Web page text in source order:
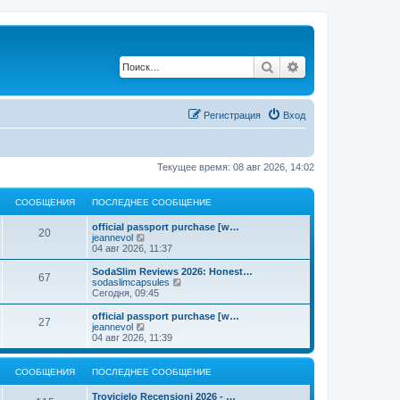
Поиск
Вход
Регистрация
Текущее время: 08 авг 2026, 14:02
СООБЩЕНИЯ ПОСЛЕДНЕЕ СООБЩЕНИЕ
20
official passport purchase [w…
jeannevol
е
р
е
й
т
п
о
с
л
д
н
е
04 авг 2026, 11:37
67
SodaSlim Reviews 2026: Honest…
sodaslimcapsules
р
е
к
п
о
с
Сегодня, 09:45
27
official passport purchase [w…
jeannevol
е
р
е
й
04 авг 2026, 11:39
СООБЩЕНИЯ ПОСЛЕДНЕЕ СООБЩЕНИЕ
Trovicielo Recensioni 2026 - …